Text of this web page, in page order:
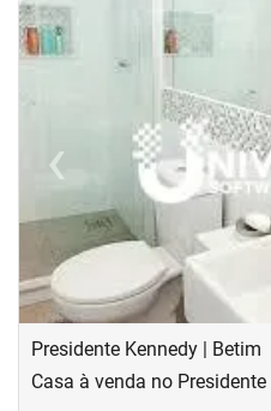
<<<<
‹Previous
Presidente Kennedy | Betim
Casa à venda no